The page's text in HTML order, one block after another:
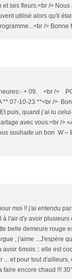
ses fleurs.<br />
utilisé alors qu'il
/>
+ 09. <br />
10-23 **<br />
puis, quand j’ai lu
avec vous:<br />
souhaite un bon W
moi !! j'ai entendu
à l'air d'y avoir
belle demeure rouge
, j'aime ...J'espère
6mois :: elle est
et pour tout
faire encore chaud !!!